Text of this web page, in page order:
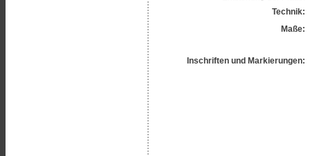
Technik:
Maße:
Inschriften und Markierungen: